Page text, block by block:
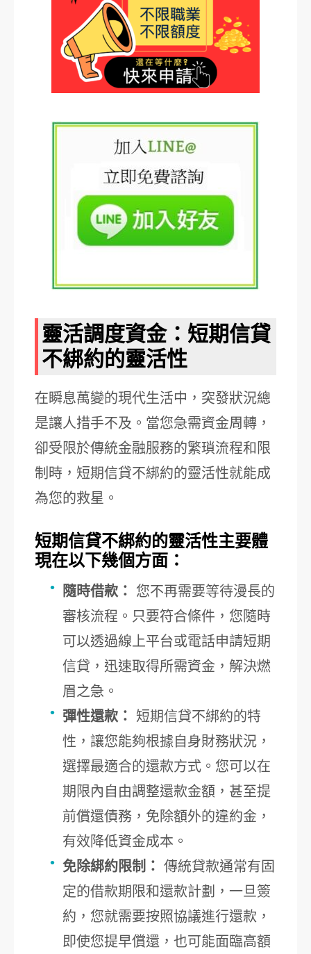
靈活調度資金：短期信貸
不綁約的靈活性
在瞬息萬變的現代生活中，突發狀況總
是讓人措手不及。當您急需資金周轉，
卻受限於傳統金融服務的繁瑣流程和限
制時，短期信貸不綁約的靈活性就能成
為您的救星。
短期信貸不綁約的靈活性主要體
現在以下幾個方面：
隨時借款：
您不再需要等待漫長的
審核流程。只要符合條件，您隨時
可以透過線上平台或電話申請短期
信貸，迅速取得所需資金，解決燃
眉之急。
彈性還款： 短期信貸不綁約的特
性，讓您能夠根據自身財務狀況，
選擇最適合的還款方式。您可以在
期限內自由調整還款金額，甚至提
前償還債務，免除額外的違約金，
有效降低資金成本。
免除綁約限制： 傳統貸款通常有固
定的借款期限和還款計劃，一旦簽
約，您就需要按照協議進行還款，
即使您提早償還，也可能面臨高額